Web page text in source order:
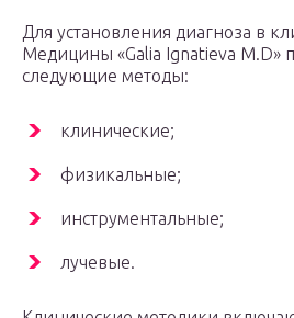
Для установления диагноза в
Медицины «Galia Ignatieva M.D»
следующие методы:
клинические;
физикальные;
инструментальные;
лучевые.